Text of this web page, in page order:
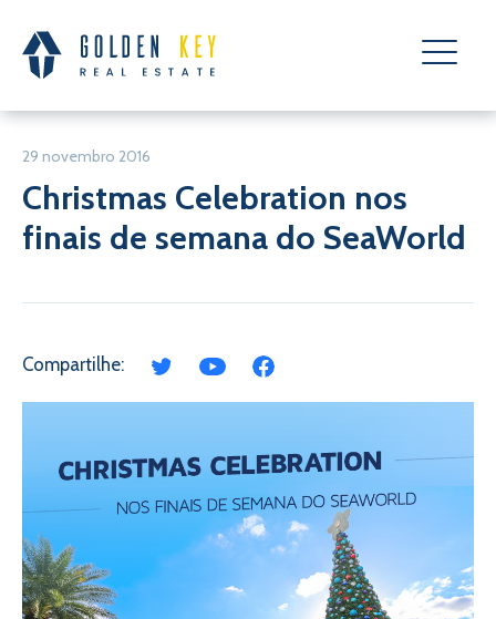
29 novembro 2016
Christmas Celebration nos
finais de semana do SeaWorld
Compartilhe: